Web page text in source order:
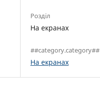
Розділ
На екранах
##category.category##
На екранах